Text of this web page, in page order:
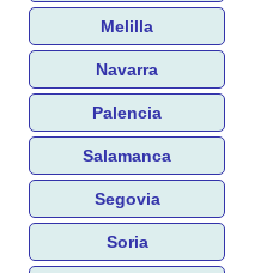
Melilla
Navarra
Palencia
Salamanca
Segovia
Soria